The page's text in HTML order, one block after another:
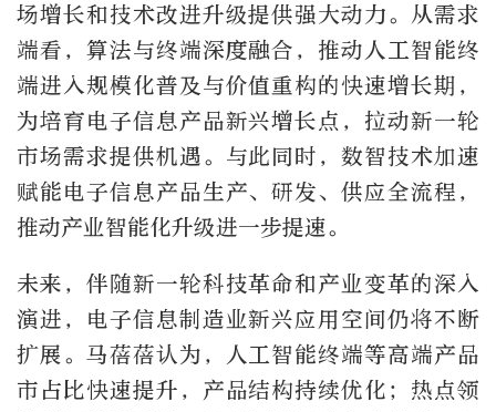
场增长和技术改进升级提供强大动力。从需求
端看，算法与终端深度融合，推动人工智能终
端进入规模化普及与价值重构的快速增长期，
为培育电子信息产品新兴增长点，拉动新一轮
市场需求提供机遇。与此同时，数智技术加速
赋能电子信息产品生产、研发、供应全流程，
推动产业智能化升级进一步提速。
未来，伴随新一轮科技革命和产业变革的深入
演进，电子信息制造业新兴应用空间仍将不断
扩展。马蓓蓓认为，人工智能终端等高端产品
市占比快速提升，产品结构持续优化；热点领